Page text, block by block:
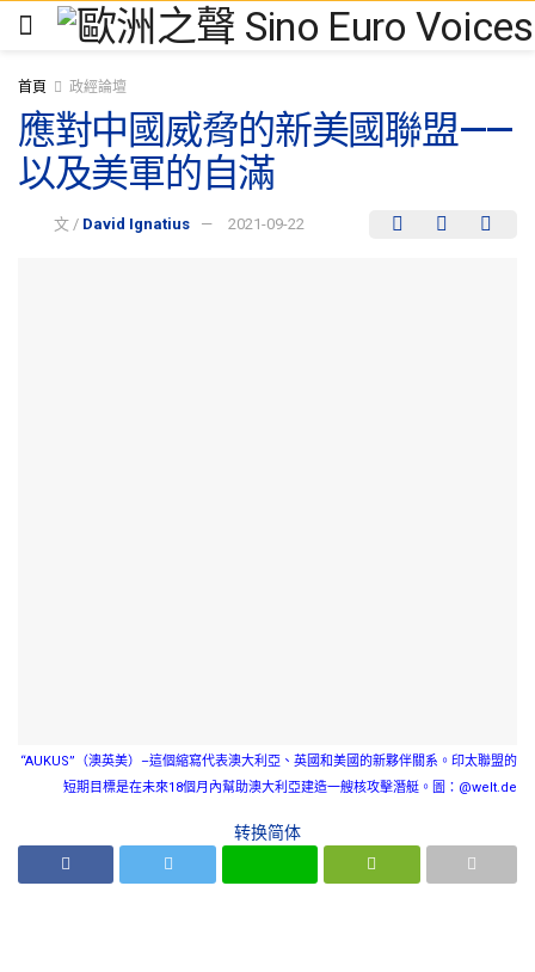
首頁 政經論壇
應對中國威脅的新美國聯盟——
以及美軍的自滿
文 / David Ignatius 2021-09-22
“AUKUS”（澳英美）–這個縮寫代表澳大利亞、英國和美國的新夥伴關系。印太聯盟的
短期目標是在未來18個月內幫助澳大利亞建造一艘核攻擊潛艇。圖：@welt.de
转换简体